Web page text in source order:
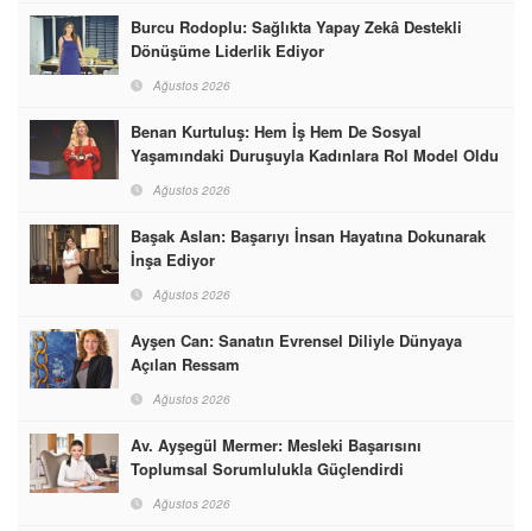
Burcu Rodoplu: Sağlıkta Yapay Zekâ Destekli
Dönüşüme Liderlik Ediyor
Ağustos 2026
Benan Kurtuluş: Hem İş Hem De Sosyal
Yaşamındaki Duruşuyla Kadınlara Rol Model Oldu
Ağustos 2026
Başak Aslan: Başarıyı İnsan Hayatına Dokunarak
İnşa Ediyor
Ağustos 2026
Ayşen Can: Sanatın Evrensel Diliyle Dünyaya
Açılan Ressam
Ağustos 2026
Av. Ayşegül Mermer: Mesleki Başarısını
Toplumsal Sorumlulukla Güçlendirdi
Ağustos 2026